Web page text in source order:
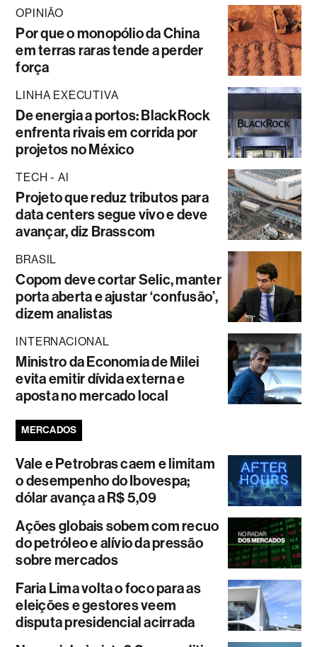
OPINIÃO
Por que o monopólio da China
em terras raras tende a perder
força
LINHA EXECUTIVA
De energia a portos: BlackRock
enfrenta rivais em corrida por
projetos no México
TECH - AI
Projeto que reduz tributos para
data centers segue vivo e deve
avançar, diz Brasscom
BRASIL
Copom deve cortar Selic, manter
porta aberta e ajustar ‘confusão’,
dizem analistas
INTERNACIONAL
Ministro da Economia de Milei
evita emitir dívida externa e
aposta no mercado local
MERCADOS
Vale e Petrobras caem e limitam
o desempenho do Ibovespa;
dólar avança a R$ 5,09
Ações globais sobem com recuo
do petróleo e alívio da pressão
sobre mercados
Faria Lima volta o foco para as
eleições e gestores veem
disputa presidencial acirrada